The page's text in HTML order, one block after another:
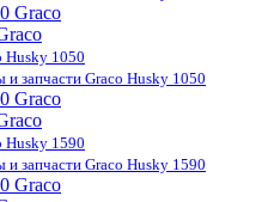
Husky 1050
и запчасти Graco Husky 1050
Husky 1590
и запчасти Graco Husky 1590